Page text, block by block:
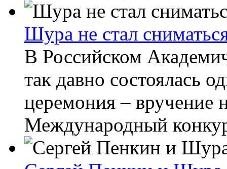
Шура не стал
В Российском
так давно состоялась
церемония – вручение
Международный